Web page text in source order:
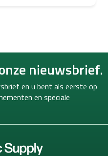
nieuwsbrief.
en u bent als eerste op
en speciale